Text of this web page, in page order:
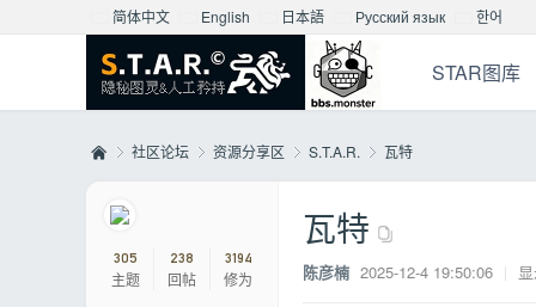
简体中文 English 日本語 Русский язык 한어
STAR图库
»
社区论坛
›
资源分享区 S.T.A.R. 瓦特
305
主题
238
回帖
3194
修为
瓦特
陈彦楠 2025-12-4 19:50:06 |